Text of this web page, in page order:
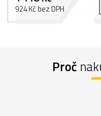
924 Kč bez DPH
Proč